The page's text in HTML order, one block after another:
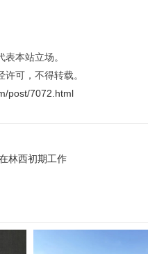
本站立场。
可，不得转载。
post/7072.html
林西初期工作